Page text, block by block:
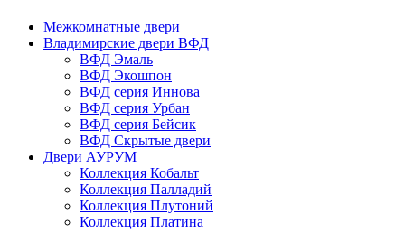
Межкомнатные двери
Владимирские двери ВФД
ВФД Эмаль
ВФД Экошпон
ВФД серия Иннова
ВФД серия Урбан
ВФД серия Бейсик
ВФД Скрытые двери
Двери АУРУМ
Коллекция Кобальт
Коллекция Палладий
Коллекция Плутоний
Коллекция Платина